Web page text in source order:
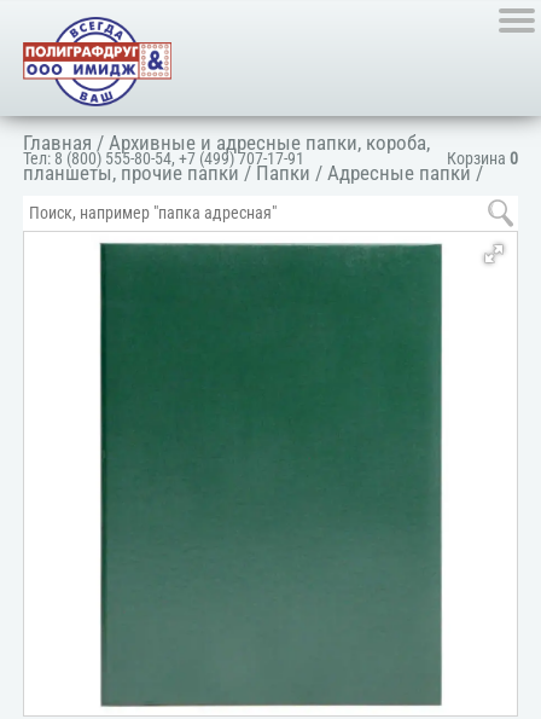
Корзина 0
Тел: 8 (800) 555-80-54,+7 (499) 707-17-91
Главная /Архивные и адресные папки, короба,
планшеты, прочие папки / Папки /Адресные папки /
Папка адресная универсальная